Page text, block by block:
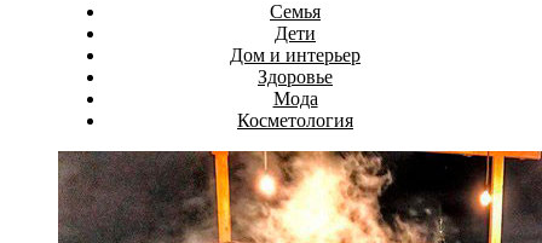
Семья
Дети
Дом и интерьер
Здоровье
Мода
Косметология